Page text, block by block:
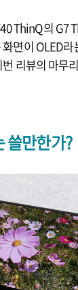
ThinQ의 G7
면이 OLED라
리뷰의 마무
쓸만한가?